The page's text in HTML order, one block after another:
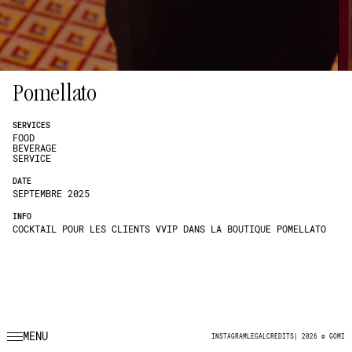
Pomellato
SERVICES
FOOD
BEVERAGE
SERVICE
DATE
SEPTEMBRE 2025
INFO
COCKTAIL POUR LES CLIENTS VVIP DANS LA BOUTIQUE POMELLATO
MENU INSTAGRAM LEGALCREDITS |2026 © GOMI